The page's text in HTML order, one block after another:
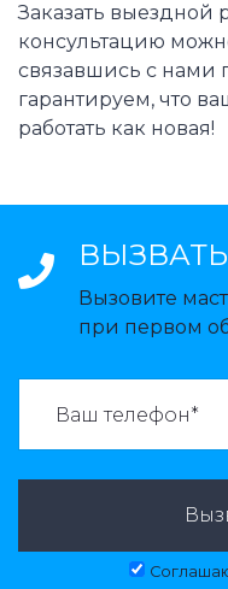
Заказать выездной
консультацию
связавшись с нами
гарантируем, что
работать как новая!
Вызовите
при первом